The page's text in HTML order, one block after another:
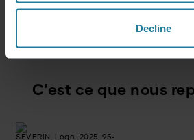
Decline
Presse-agrumes 27,99€
C’est ce que nous